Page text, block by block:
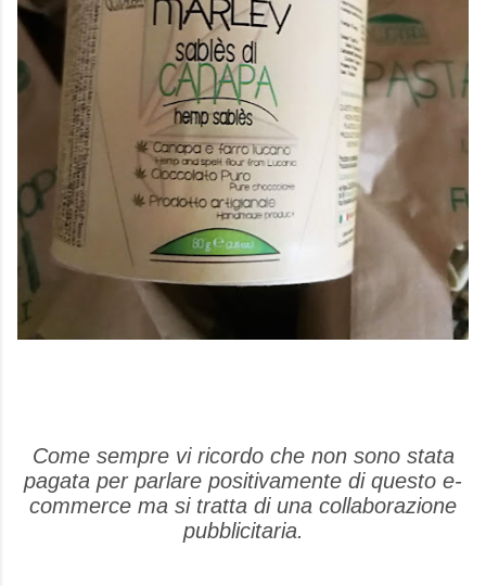
Come sempre vi ricordo che non sono stata
pagata per parlare positivamente di questo e-
commerce ma si tratta di una collaborazione
pubblicitaria.